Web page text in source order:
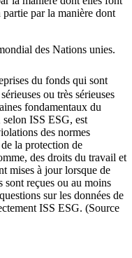
partie par la manière dont
des Nations unies.
du fonds qui sont
ou très sérieuses
fondamentaux du
ISS ESG, est
des normes
la protection de
des droits du travail et
mises à jour lorsque de
reçues ou au moins
sur les données de
ISS ESG. (Source